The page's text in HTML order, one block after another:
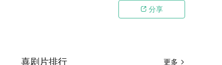
 分享
更多 
喜剧片排行